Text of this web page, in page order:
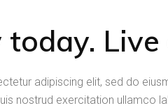
Live
adipiscing elit, sed do
nostrud exercitation ullamco